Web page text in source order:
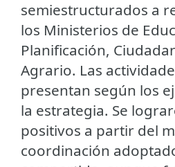
semiestructurados a
los Ministerios de
Planificación,
Agrario. Las
presentan según los
la estrategia. Se
positivos a partir del
coordinación